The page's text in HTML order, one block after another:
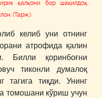
қалқони бор шақилдоқ
(Тарж.)
келиб уни отнинг
атрофида қалин
Билли қоринбоғни
тиконли думалоқ
тагига тиқди. Унинг
томошани кўриш учун